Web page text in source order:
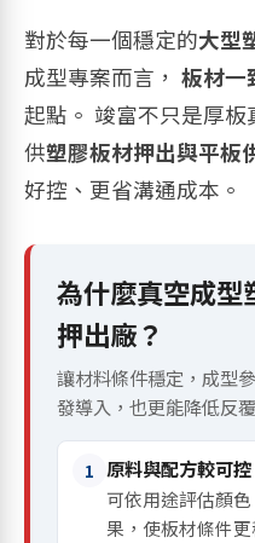
對於每一個穩定的大型
成型專案而言， 板材一
起點。 竣富不只是厚
供塑膠板材押出與平板
好控、更省溝通成本。
為什麼真空成型
押出廠？
讓材料條件穩定，成型
發導入，也更能降低反
1 原料與配方較可控
可依用途評估顏
果，使板材條件更